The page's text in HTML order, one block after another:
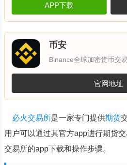
APP下载
币安
Binance全球加密货币交
官网地址
必火交易所是一家专门提供期货
用户可以通过其官方app进行期货
交易所的app下载和操作步骤。